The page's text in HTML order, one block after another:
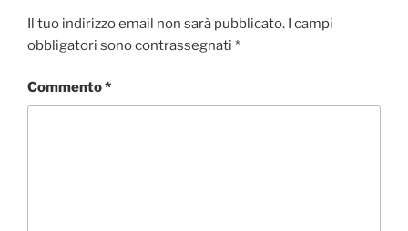
Il tuo indirizzo email non sarà pubblicato. I campi
obbligatori sono contrassegnati *
Commento*